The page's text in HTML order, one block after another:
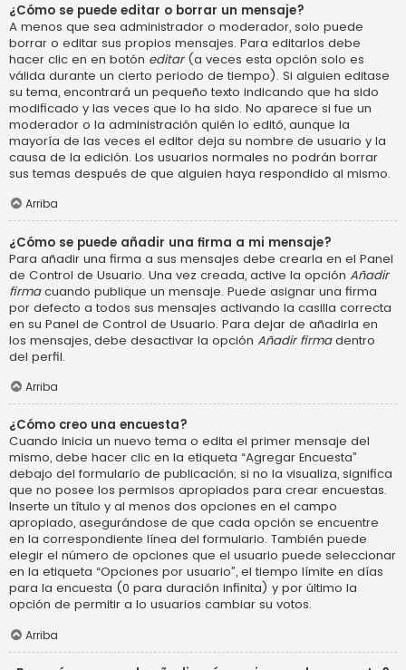
¿Cómo se puede editar o borrar un mensaje?
A menos que sea administrador o moderador, solo puede
borrar o editar sus propios mensajes. Para editarlos debe
hacer clic en en botón editar(a veces esta opción solo es
válida durante un cierto periodo de tiempo). Si alguien editase
su tema, encontrará un pequeño texto indicando que ha sido
modificado y las veces que lo ha sido. No aparece si fue un
moderador o la administración quién lo editó, aunque la
mayoría de las veces el editor deja su nombre de usuario y la
causa de la edición. Los usuarios normales no podrán borrar
sus temas después de que alguien haya respondido al mismo.
Arriba
¿Cómo se puede añadir una firma a mi mensaje?
Para añadir una firma a sus mensajes debe crearla en el Panel
de Control de Usuario. Una vez creada, active la opción Añadir
firmacuando publique un mensaje. Puede asignar una firma
por defecto a todos sus mensajes activando la casilla correcta
en su Panel de Control de Usuario. Para dejar de añadirla en
los mensajes, debe desactivar la opción Añadir firmadentro
del perfil.
Arriba
¿Cómo creo una encuesta?
Cuando inicia un nuevo tema o edita el primer mensaje del
mismo, debe hacer clic en la etiqueta “Agregar Encuesta”
debajo del formulario de publicación; si no la visualiza, significa
que no posee los permisos apropiados para crear encuestas.
Inserte un título y al menos dos opciones en el campo
apropiado, asegurándose de que cada opción se encuentre
en la correspondiente línea del formulario. También puede
elegir el número de opciones que el usuario puede seleccionar
en la etiqueta “Opciones por usuario”, el tiempo límite en días
para la encuesta (0 para duración infinita) y por último la
opción de permitir a lo usuarios cambiar su votos.
Arriba